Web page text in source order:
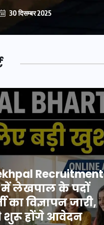
30 दिसम्बर 2025
Recruitment
में लेखपाल के पदों
का विज्ञापन जारी,
शुरू होंगे आवेदन